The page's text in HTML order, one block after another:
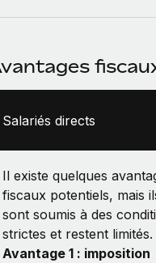
Salariés directs
Il existe quelques
fiscaux potentiels, mais
sont soumis à des
strictes et restent limités.
Avantage 1 : imposition